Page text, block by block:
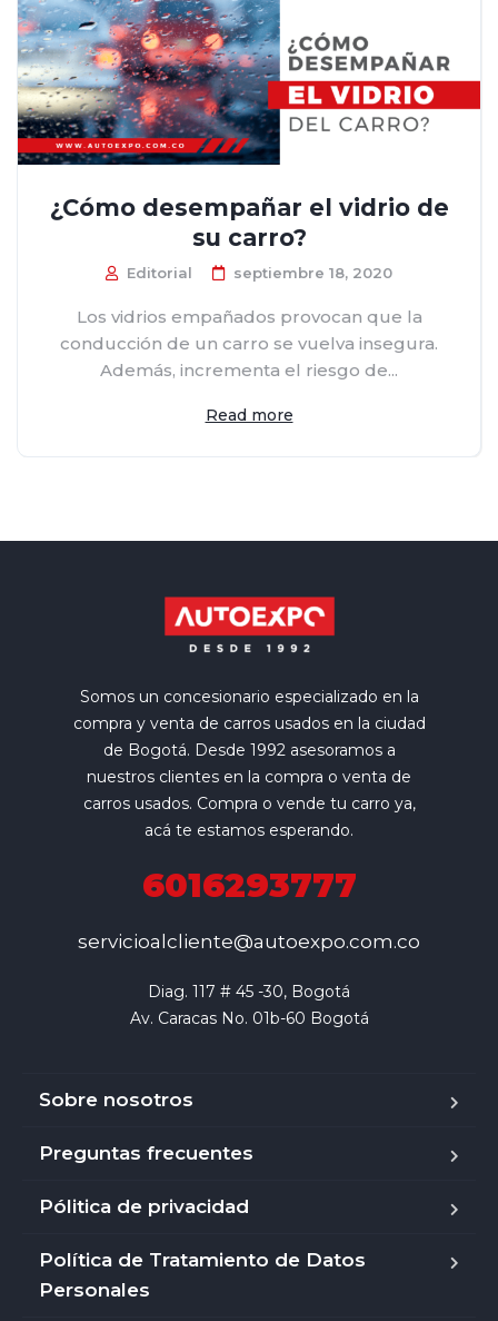
¿Cómo desempañar el vidrio de
su carro?
Editorial septiembre 18, 2020
Los vidrios empañados provocan que la
conducción de un carro se vuelva insegura.
Además, incrementa el riesgo de...
Read more
Somos un concesionario especializado en la
compra y venta de carros usados en la ciudad
de Bogotá. Desde 1992 asesoramos a
nuestros clientes en la compra o venta de
carros usados. Compra o vende tu carro ya,
acá te estamos esperando.
6016293777
servicioalcliente@autoexpo.com.co
Diag. 117 # 45 -30, Bogotá
Av. Caracas No. 01b-60 Bogotá
Sobre nosotros
Preguntas frecuentes
Pólitica de privacidad
Política de Tratamiento de Datos
Personales